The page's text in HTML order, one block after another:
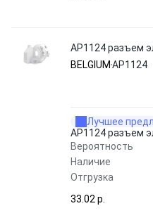
AP1124 разъем
BELGIUM AP1124
Лучшее
AP1124 разъем
Вероятность
Наличие
Отгрузка
33.02 p.